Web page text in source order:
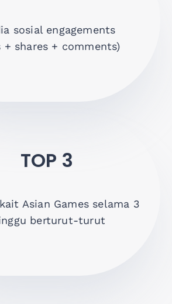
sosial engagements
+ shares + comments)
TOP 3
Asian Games selama 3
berturut-turut